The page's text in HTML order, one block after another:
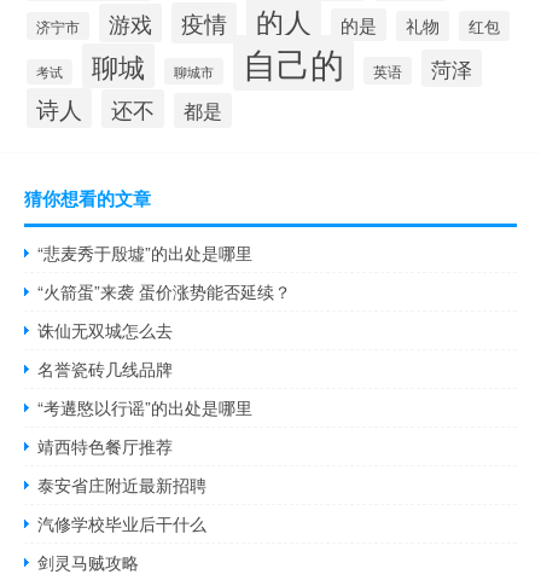
济宁市 游戏 疫情 的人 的是 礼物 红包
考试 聊城 聊城市 自己的 英语 菏泽
诗人 还不 都是
猜你想看的文章
“悲麦秀于殷墟”的出处是哪里
“火箭蛋”来袭 蛋价涨势能否延续？
诛仙无双城怎么去
名誉瓷砖几线品牌
“考遘愍以行谣”的出处是哪里
靖西特色餐厅推荐
泰安省庄附近最新招聘
汽修学校毕业后干什么
剑灵马贼攻略